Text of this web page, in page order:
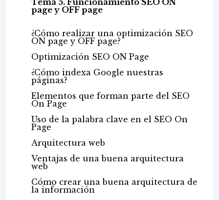
Tema 5. Funcionamiento SEO ON
page y OFF page
¿Cómo realizar una optimización SEO
ON page y OFF page?
Optimización SEO ON Page
¿Cómo indexa Google nuestras
páginas?
Elementos que forman parte del SEO
On Page
Uso de la palabra clave en el SEO On
Page
Arquitectura web
Ventajas de una buena arquitectura
web
Cómo crear una buena arquitectura de
la información